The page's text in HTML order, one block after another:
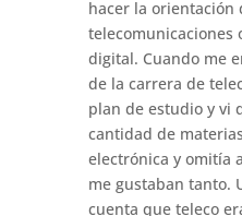
hacer la orientación
telecomunicaciones
digital. Cuando me
de la carrera de
plan de estudio y vi
cantidad de
electrónica y omitía
me gustaban tanto.
cuenta que teleco